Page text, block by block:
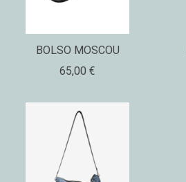
BOLSO MOSCOU
65,00 €